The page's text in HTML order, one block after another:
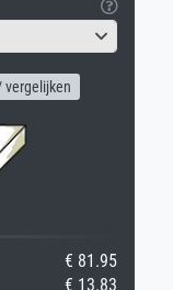
€ 81.95
€ 13.83